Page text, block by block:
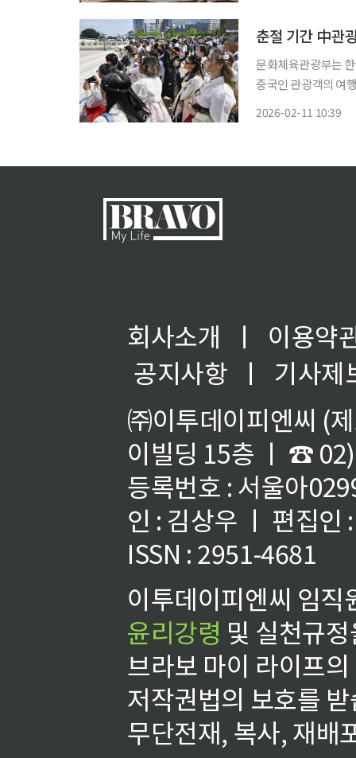
춘절 기간 中관
문화체육관광부는
중국인 관광객의 여행 만족도
2026-02-11 10:39
회사소개 ㅣ
이용약
공지사항
ㅣ
기사제
㈜이투데이피엔씨 (
이빌딩 15층 ㅣ ☎
등록번호 : 서울아
인 : 김상우 ㅣ 편집인
ISSN : 2951-4681
이투데이피엔씨 임
윤리강령 및 실천규
브라보 마이 라이프
저작권법의 보호를
무단전재, 복사, 재배